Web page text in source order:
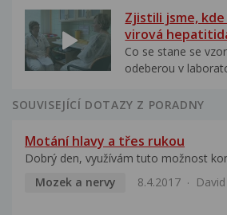
Zjistili jsme,
virová
Co se stane se
odeberou v
SOUVISEJÍCÍ DOTAZY Z PORADNY
Motání hlavy a třes rukou
Dobrý den, využívám tuto možnost
Mozek a nervy
8.4.2017 David